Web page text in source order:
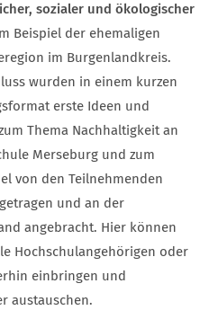
sozialer und ökologischer
Beispiel der ehemaligen
im Burgenlandkreis.
wurden in einem kurzen
erste Ideen und
Thema Nachhaltigkeit an
Merseburg und zum
von den Teilnehmenden
und an der
angebracht. Hier können
Hochschulangehörigen oder
einbringen und
austauschen.